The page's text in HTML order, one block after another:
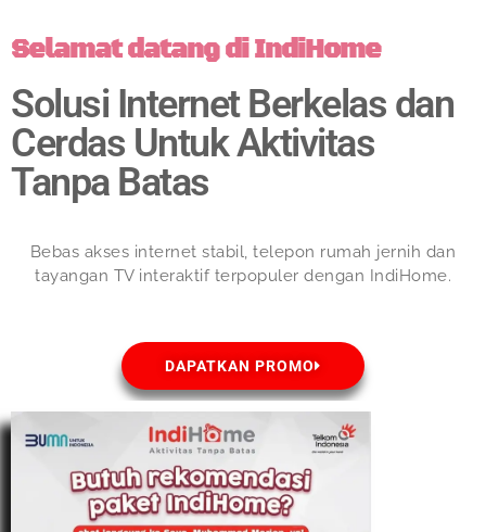
Selamat datang di IndiHome
Solusi Internet Berkelas dan
Cerdas Untuk Aktivitas
Tanpa Batas
Bebas akses internet stabil, telepon rumah jernih dan
tayangan TV interaktif terpopuler dengan IndiHome.
DAPATKAN PROMO